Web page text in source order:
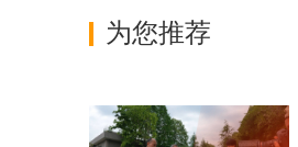
为您推荐